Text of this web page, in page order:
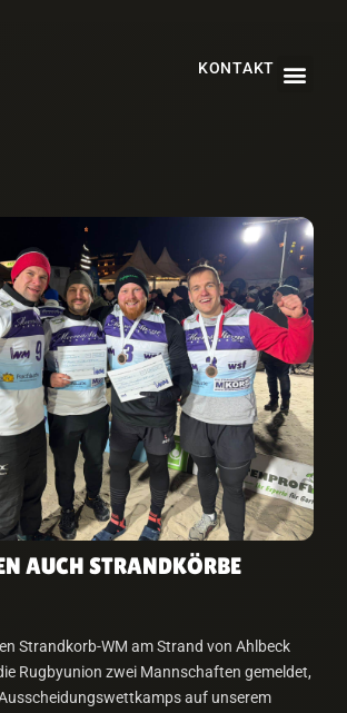
KONTAKT
AUCH STRANDKÖRBE
Strandkorb-WM am Strand von Ahlbeck
Rugbyunion zwei Mannschaften gemeldet,
auf unserem